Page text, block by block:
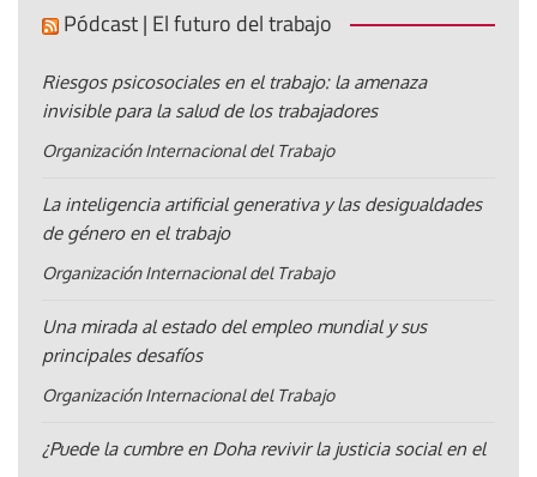
Pódcast | El futuro del trabajo
Riesgos psicosociales en el trabajo: la amenaza
invisible para la salud de los trabajadores
Organización Internacional del Trabajo
La inteligencia artificial generativa y las desigualdades
de género en el trabajo
Organización Internacional del Trabajo
Una mirada al estado del empleo mundial y sus
principales desafíos
Organización Internacional del Trabajo
¿Puede la cumbre en Doha revivir la justicia social en el